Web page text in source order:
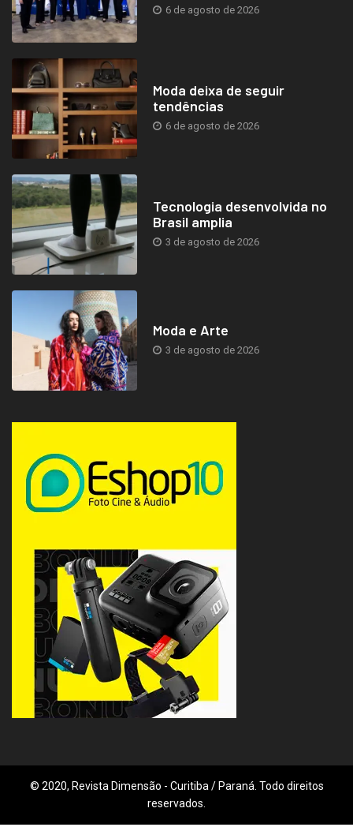
6 de agosto de 2026
Moda deixa de seguir
tendências
6 de agosto de 2026
Tecnologia desenvolvida no
Brasil amplia
3 de agosto de 2026
Moda e Arte
3 de agosto de 2026
© 2020, Revista Dimensão - Curitiba / Paraná. Todo direitos
reservados.